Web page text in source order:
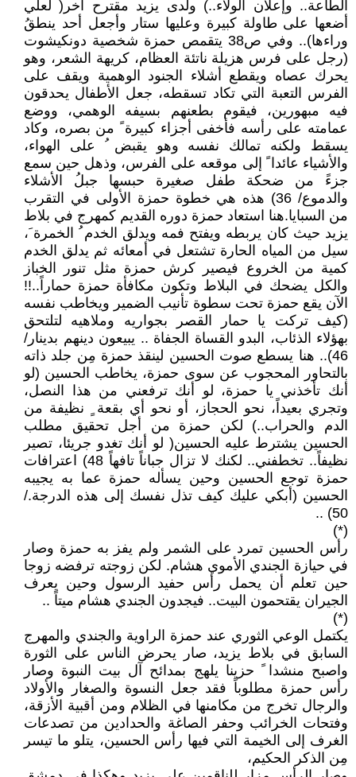
الطاعة.. وإعلان الولاء..) ولدى يزيد مقترح آخر( لعلي
أضعها على طاولة كبيرة وعليها ستار وأجعل أحد ينطقُ
وراءها).. وفي ص38 يتقمص حمزة شخصية دونكيشوت
(رجل على فرس هزيلة ناتئة العظام، كريهة الشعر، وهو
يحرك عصاه ويقطع أشلاء الجنود الوهمية ويقف على
الفرس التعبة التي تكاد تسقطه، جعل الأطفال يحدقون
فيه مبهورين، فيقوم بطعنهم بسيفه الوهمي، ووضع
عمامته على رأسه فأخفى أجزاء كبيرة ً من بصره، وكاد
يسقط ولكنه تمالك نفسه وهو يقبض ُ على الهواء،
والأشياء عائدا ً إلى موقعه على الفرس، وذهل حين سمع
جزءً من ضحكة طفل صغيرة حبسها جبلُ الأشلاء
والدموع/ 36) هذه هي خطوة حمزة الأولى في التقرب
من السبايا.هنا استعاد حمزة دوره القديم كمهرج في بلاط
يزيد حيث كان يربطه ويفتح فمه ويدلق الخدم ُ الخمرة َ،
سيل من المياه الحارة تشتعل في أمعائه ثم يدلق الخدم
كمية من الخروع فيصير كرش حمزة مثل تنور الخباز
والكل يضحك في البلاط وتكون مكافأة حمزة حماراً..!!
الآن يقع حمزة تحت سطوة تأنيب الضمير ويخاطب نفسه
(كيف تركت يا حمار القصر بجواريه وملاهيه لتلتحق
بهؤلاء الذئاب، البدو القساة الجفاة .. يبيعون دينهم بدينار/
46).. هنا يسطع صوت الحسين لينقذ حمزة مِن جلد ذاته
بالتحاور المحجوب عن سوى حمزة، يخاطب الحسين (لو
أنك تأخذني يا حمزة، لو أنك ترفعني من هذا النصل،
وتجري بعيداً، نحو الحجاز، أو نحو أي بقعة ٍ نظيفة من
الدم والحراب..) لكن حمزة من أجل تحقيق مطلب
الحسين يشترط عليه الحسين( لو أنك تغدو جريئا، تصير
نظيفاً.. تخطفني.. لكنك لا تزال جباناً تافهاً 48) اعترافات
حمزة توجع الحسين وحين يسأله حمزة عما به يجيبه
الحسين (أبكي عليك كيف تذل نفسك إلى هذه الدرجة./
50) ..
(*)
رأس الحسين تمرد على الشمر ولم يفز به حمزة وصار
في حيازة الجندي الأموي هشام. لكن زوجته ترفضه زوجا
حين تعلم أن يحمل رأس حفيد الرسول وحين يعرف
الجيران يقتحمون البيت.. فيجدون الجندي هشام ميتاً ..
(*)
يكتمل الوعي الثوري عند حمزة الراوية والجندي والمهرج
السابق في بلاط يزيد، صار يحرض الناس على الثورة
واصبح منشدا ً حزينا يلهج بمدائح آل بيت النبوة وصار
رأس حمزة مطلوباً فقد جعل النسوة والصغار والأولاد
والرجال تخرج من مكامنها في الظلام ومن أقبية الأزقة،
وفتحات الخرائب وحفر الصاغة والحدادين من تصدعات
الغرف إلى الخيمة التي فيها رأس الحسين، يتلو ما تيسر
مِن الذكر الحكيم،